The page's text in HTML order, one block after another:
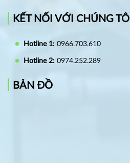
KẾT NỐI VỚI CHÚNG TÔI
Hotline 1: 0966.703.610
Hotline 2: 0974.252.289
BẢN ĐỒ